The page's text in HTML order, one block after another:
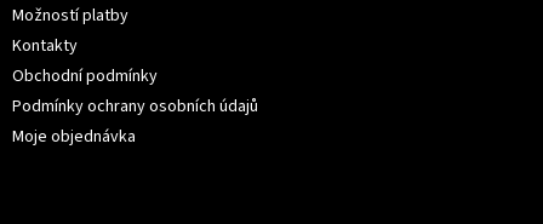
Možností platby
Kontakty
Obchodní podmínky
Podmínky ochrany osobních údajů
Moje objednávka